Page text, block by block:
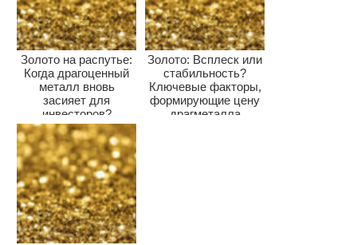
Золото на распутье:
Когда драгоценный
металл вновь
засияет для
инвесторов?
Золото: Всплеск или
стабильность?
Ключевые факторы,
формирующие цену
драгметалла